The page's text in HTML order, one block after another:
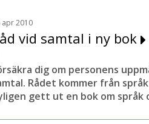
apr 2010
vid samtal i ny bok
dig om personens
Rådet kommer från
gett ut en bok om språk